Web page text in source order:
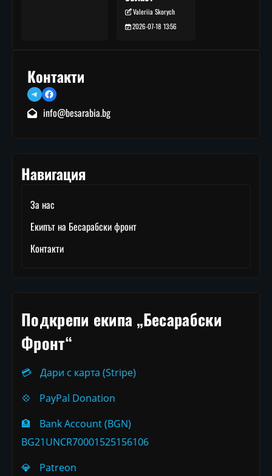
Valeriia Skorych
2026-07-18 13:56
Контакти
TelegramFacebook
info@besarabia.bg
Навигация
За нас
Екипът на Бесарабски фронт
Контакти
Подкрепи екипа „Бесарабски
Фронт“
💳
Дари с карта (Stripe)
💠
PayPal Donation
🏦
Bank Account (BGN)
BG21UNCR70001525156106
💎
Patreon